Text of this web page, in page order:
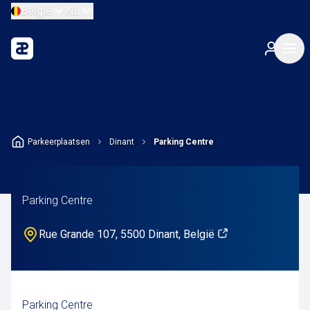
België NL
Parkeerplaatsen Dinant Parking Centre
Parking Centre
Rue Grande 107, 5500 Dinant, België
Parking Centre